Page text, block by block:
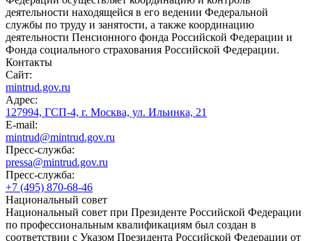
деятельности находящейся в его ведении Федеральной
службы по труду и занятости, а также координацию
деятельности Пенсионного фонда Российской Федерации и
Фонда социального страхования Российской Федерации.
Контакты
Сайт:
mintrud.gov.ru
Адрес:
127994, ГСП-4, г. Москва, ул. Ильинка, 21
E-mail:
mintrud@mintrud.gov.ru
Пресс-служба:
pressa@mintrud.gov.ru
Пресс-служба:
+7 (495) 870-68-46
Национальный совет
Национальный совет при Президенте Российской Федерации
по профессиональным квалификациям был создан в
соответствии с Указом Президента Российской Федерации от